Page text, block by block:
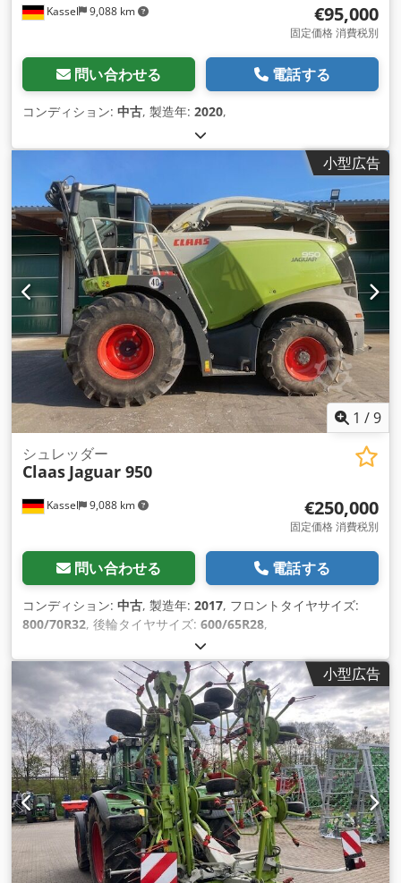
Kassel 9,088 km €95,000
固定価格 消費税別
問い合わせる 電話する
コンディション: 中古, 製造年: 2020,
小型広告
1 /9
Kassel 9,088 km
シュレッダー
Claas Jaguar 950
€250,000
固定価格 消費税別
問い合わせる 電話する
コンディション: 中古, 製造年: 2017, フロントタイヤサイズ:
800/70R32, 後輪タイヤサイズ: 600/65R28,
小型広告